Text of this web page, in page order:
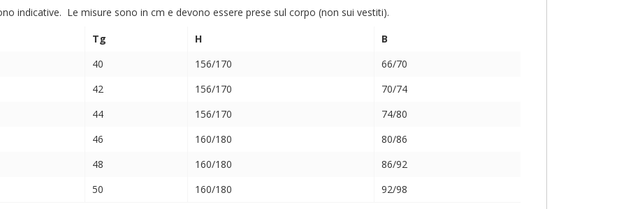
indicative. Le misure sono in cm e devono essere prese sul corpo (non sui vestiti).
Tg H
B
40 156/170
66/70
42 156/170
70/74
44 156/170
74/80
46 160/180
80/86
48 160/180
86/92
50 160/180 92/98